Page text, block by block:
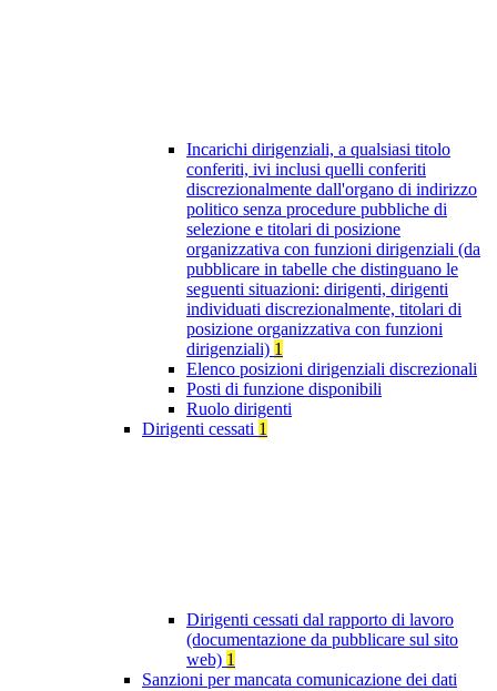
Incarichi dirigenziali, a qualsiasi titolo
conferiti, ivi inclusi quelli conferiti
discrezionalmente dall'organo di indirizzo
politico senza procedure pubbliche di
selezione e titolari di posizione
organizzativa con funzioni dirigenziali (da
pubblicare in tabelle che distinguano le
seguenti situazioni: dirigenti, dirigenti
individuati discrezionalmente, titolari di
posizione organizzativa con funzioni
dirigenziali) 1
Elenco posizioni dirigenziali discrezionali
Posti di funzione disponibili
Ruolo dirigenti
Dirigenti cessati 1
Dirigenti cessati dal rapporto di lavoro
(documentazione da pubblicare sul sito
web) 1
Sanzioni per mancata comunicazione dei dati